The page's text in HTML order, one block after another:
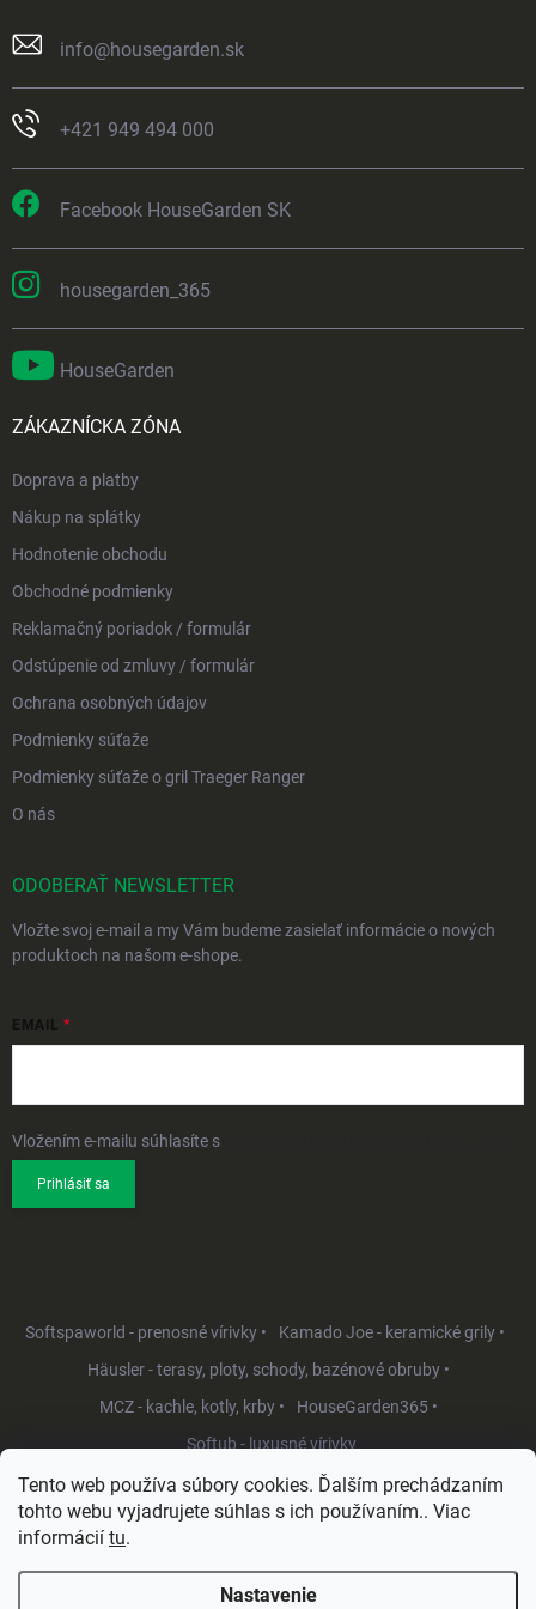
Tento web používa súbory cookies. Ďalším prechádzaním
tohto webu vyjadrujete súhlas s ich používaním.. Viac
informácií tu.
Nastavenie
info@housegarden.sk
+421 949 494 000
Facebook HouseGarden SK
housegarden_365
HouseGarden
ZÁKAZNÍCKA ZÓNA
Doprava a platby
Nákup na splátky
Hodnotenie obchodu
Obchodné podmienky
Reklamačný poriadok / formulár
Odstúpenie od zmluvy / formulár
Ochrana osobných údajov
Podmienky súťaže
Podmienky súťaže o gril Traeger Ranger
O nás
ODOBERAŤ NEWSLETTER
Vložte svoj e-mail a my Vám budeme zasielať informácie o nových
produktoch na našom e-shope.
EMAIL
Vložením e-mailu súhlasíte s
Prihlásiť sa
Softspaworld - prenosné vírivky •
Kamado Joe - keramické grily •
Häusler - terasy, ploty, schody, bazénové obruby •
MCZ - kachle, kotly, krby •
HouseGarden365 •
Softub - luxusné vírivky